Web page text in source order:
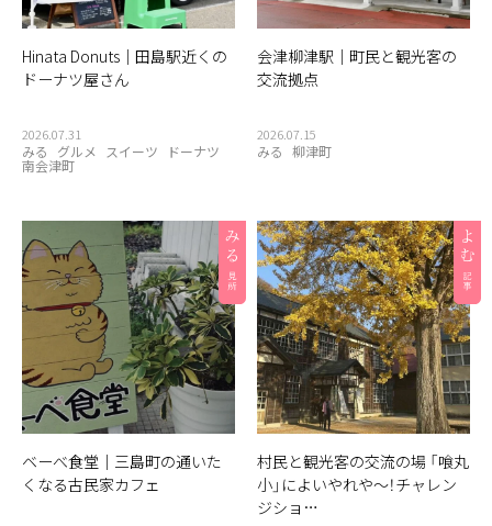
Hinata Donuts｜田島駅近くの
ドーナツ屋さん
2026.07.31
みる グルメ スイーツ ドーナツ
南会津町
会津柳津駅｜町民と観光客の
交流拠点
2026.07.15
みる 柳津町
ベーべ食堂｜三島町の通いた
くなる古民家カフェ
村民と観光客の交流の場 「喰丸
小」によいやれや〜！チャレン
ジショ…